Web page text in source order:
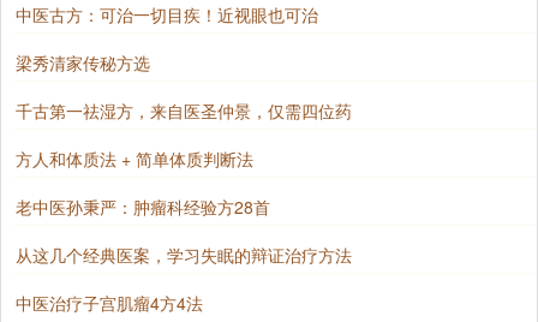
事环境里面去体验。佛说得好，顺境、善缘不起贪恋，
就成正觉了。
你只要一起心动念，跟着起来的是烦恼习气，为什
么？喜怒哀乐起来了，贪瞋痴慢 起来了。六根对六尘境
界，念念还起这些东西，麻烦！佛念得再好，往生没把
握。为什么？临终最后一念是什么，谁有把握？临终最
后一念不是阿弥陀佛，你就到别的道去了，总是离不开
六道。
中医古方：可治一切目疾！近视眼也可治
梁秀清家传秘方选
千古第一祛湿方，来自医圣仲景，仅需四位药
方人和体质法 + 简单体质判断法
老中医孙秉严：肿瘤科经验方28首
从这几个经典医案，学习失眠的辩证治疗方法
中医治疗子宫肌瘤4方4法